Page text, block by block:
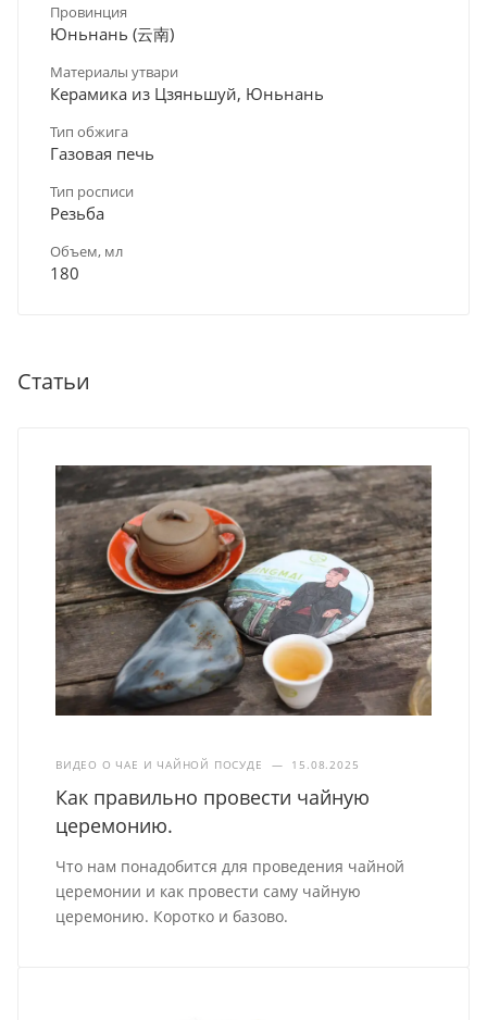
Провинция
Юньнань (云南)
Материалы утвари
Керамика из Цзяньшуй, Юньнань
Тип обжига
Газовая печь
Тип росписи
Резьба
Объем, мл
180
Статьи
ВИДЕО О ЧАЕ И ЧАЙНОЙ ПОСУДЕ — 15.08.2025
Как правильно провести чайную
церемонию.
Что нам понадобится для проведения чайной
церемонии и как провести саму чайную
церемонию. Коротко и базово.